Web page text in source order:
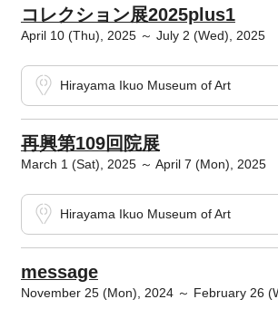
コレクション展2025plus1
April 10 (Thu), 2025 ～ July 2 (Wed), 2025
Hirayama Ikuo Museum of Art
再興第109回院展
March 1 (Sat), 2025 ～ April 7 (Mon), 2025
Hirayama Ikuo Museum of Art
message
November 25 (Mon), 2024 ～ February 26